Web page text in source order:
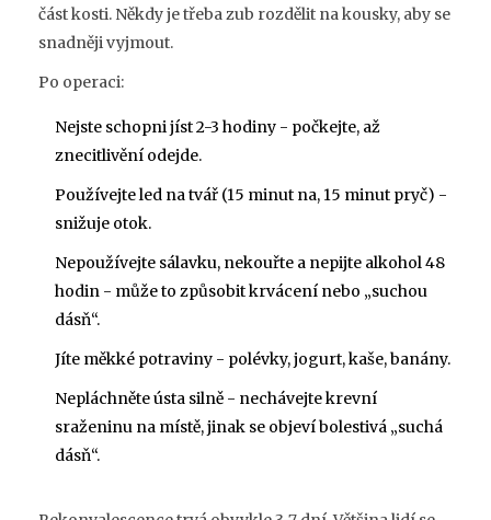
část kosti. Někdy je třeba zub rozdělit na kousky, aby se
snadněji vyjmout.
Po operaci:
Nejste schopni jíst 2-3 hodiny - počkejte, až
znecitlivění odejde.
Používejte led na tvář (15 minut na, 15 minut pryč) -
snižuje otok.
Nepoužívejte sálavku, nekouřte a nepijte alkohol 48
hodin - může to způsobit krvácení nebo „suchou
dásň“.
Jíte měkké potraviny - polévky, jogurt, kaše, banány.
Nepláchněte ústa silně - nechávejte krevní
sraženinu na místě, jinak se objeví bolestivá „suchá
dásň“.